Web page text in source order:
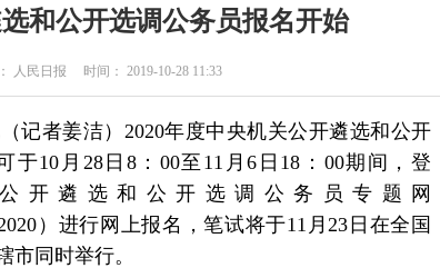
和公开选调公务员报名开始
人民日报 时间： 2019-10-28 11:33
记者姜洁）2020年度中央机关公开遴选和公开
于10月28日8：00至11月6日18：00期间，登
开遴选和公开选调公务员专题网
）进行网上报名，笔试将于11月23日在全国
市同时举行。